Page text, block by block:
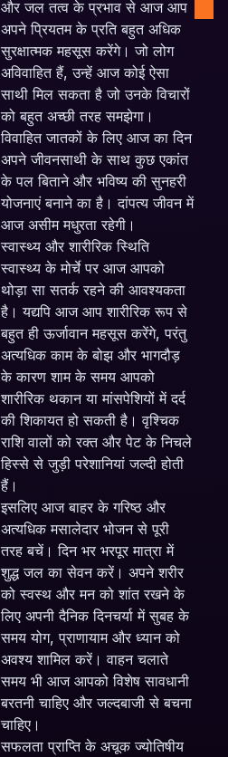
और जल तत्व के प्रभाव से आज आप
अपने प्रियतम के प्रति बहुत अधिक
सुरक्षात्मक महसूस करेंगे। जो लोग
अविवाहित हैं, उन्हें आज कोई ऐसा
साथी मिल सकता है जो उनके विचारों
को बहुत अच्छी तरह समझेगा।
विवाहित जातकों के लिए आज का दिन
अपने जीवनसाथी के साथ कुछ एकांत
के पल बिताने और भविष्य की सुनहरी
योजनाएं बनाने का है। दांपत्य जीवन में
आज असीम मधुरता रहेगी।
स्वास्थ्य और शारीरिक स्थिति
स्वास्थ्य के मोर्चे पर आज आपको
थोड़ा सा सतर्क रहने की आवश्यकता
है। यद्यपि आज आप शारीरिक रूप से
बहुत ही ऊर्जावान महसूस करेंगे, परंतु
अत्यधिक काम के बोझ और भागदौड़
के कारण शाम के समय आपको
शारीरिक थकान या मांसपेशियों में दर्द
की शिकायत हो सकती है। वृश्चिक
राशि वालों को रक्त और पेट के निचले
हिस्से से जुड़ी परेशानियां जल्दी होती
हैं।
इसलिए आज बाहर के गरिष्ठ और
अत्यधिक मसालेदार भोजन से पूरी
तरह बचें। दिन भर भरपूर मात्रा में
शुद्ध जल का सेवन करें। अपने शरीर
को स्वस्थ और मन को शांत रखने के
लिए अपनी दैनिक दिनचर्या में सुबह के
समय योग, प्राणायाम और ध्यान को
अवश्य शामिल करें। वाहन चलाते
समय भी आज आपको विशेष सावधानी
बरतनी चाहिए और जल्दबाजी से बचना
चाहिए।
सफलता प्राप्ति के अचूक ज्योतिषीय